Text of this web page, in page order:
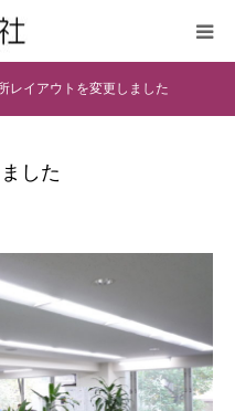
レイアウトを変更しました
した